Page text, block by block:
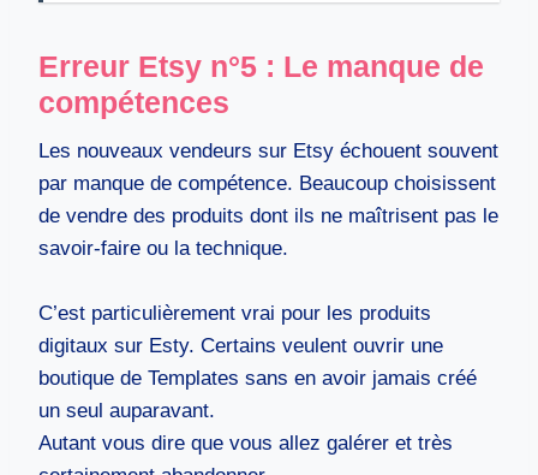
Erreur Etsy n°5 : Le manque de
compétences
Les nouveaux vendeurs sur Etsy échouent souvent
par manque de compétence. Beaucoup choisissent
de vendre des produits dont ils ne maîtrisent pas le
savoir-faire ou la technique.
C’est particulièrement vrai pour les produits
digitaux sur Esty. Certains veulent ouvrir une
boutique de Templates sans en avoir jamais créé
un seul auparavant.
Autant vous dire que vous allez galérer et très